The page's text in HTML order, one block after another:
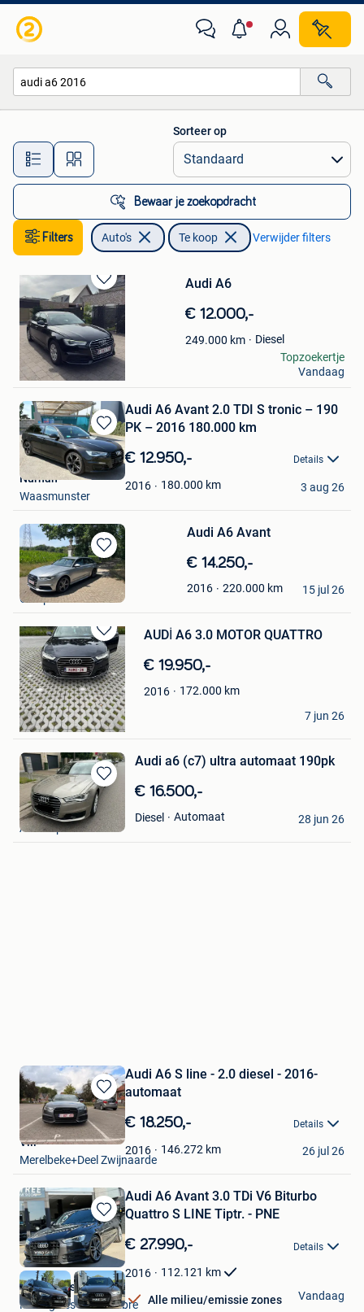
Alle afstanden…
Sorteer op
Bewaar je zoekopdracht
Filters Auto's Te koop Verwijder filters
Bewaren
in
Mijn
Favorieten
Audi A6
€ 12.000,-
249.000 km
Diesel
Lommel
Topzoekertje
Vandaag
Bewaren
in
Mijn
Favorieten
Audi A6 Avant 2.0 TDI S tronic – 190
PK – 2016 180.000 km
€ 12.950,- Details
2016 180.000 km
Nurhan
Waasmunster
3 aug 26
Bewaren
in
Mijn
Favorieten
Audi A6 Avant
€ 14.250,-
2016 220.000 km
bramm
Overpelt
15 jul 26
Bewaren
in
Mijn
Favorieten
️AUDİ A6 3.0 MOTOR QUATTRO ️
€ 19.950,-
2016 172.000 km
Yakup Başyiğit
Kortrijk
7 jun 26
Bewaren
in
Mijn
Favorieten
Audi a6 (c7) ultra automaat 190pk
€ 16.500,-
Diesel Automaat
Arkiza
Antwerpen
28 jun 26
Bewaren
in
Mijn
Favorieten
Audi A6 S line - 2.0 diesel - 2016-
automaat
€ 18.250,- Details
2016 146.272 km
Vili
Merelbeke+Deel Zwijnaarde
26 jul 26
Bewaren
in
Mijn
Favorieten
Audi A6 Avant 3.0 TDi V6 Biturbo
Quattro S LINE Tiptr. - PNE
€ 27.990,- Details
2016 112.121 km
Alle milieu/emissie zones
World Cars SRL
Montignies-Sur-Sambre
Vandaag